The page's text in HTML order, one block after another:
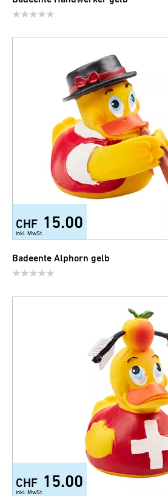
CHF 15.00
inkl. MwSt.
Badeente Alphorn gelb
CHF 15.00
inkl. MwSt.